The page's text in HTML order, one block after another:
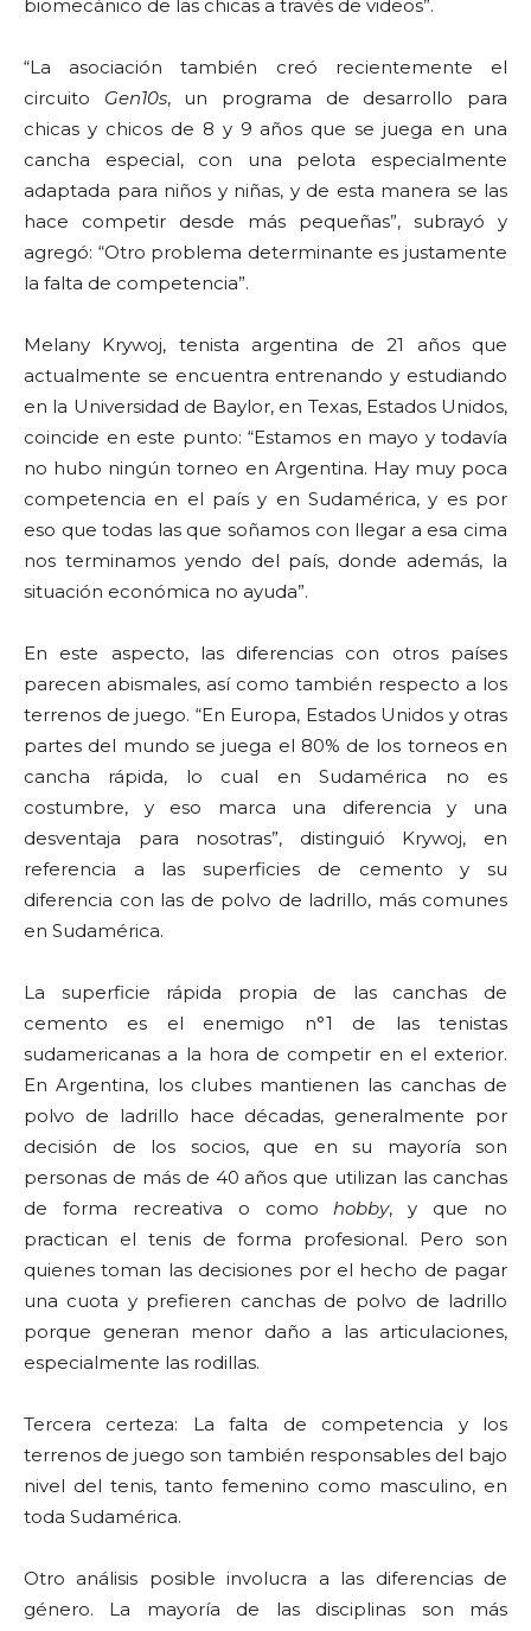
biomecánico de las chicas a través de videos”.
“La asociación también creó recientemente el
circuito Gen10s, un programa de desarrollo para
chicas y chicos de 8 y 9 años que se juega en una
cancha especial, con una pelota especialmente
adaptada para niños y niñas, y de esta manera se las
hace competir desde más pequeñas”, subrayó y
agregó: “Otro problema determinante es justamente
la falta de competencia”.
Melany Krywoj, tenista argentina de 21 años que
actualmente se encuentra entrenando y estudiando
en la Universidad de Baylor, en Texas, Estados Unidos,
coincide en este punto: “Estamos en mayo y todavía
no hubo ningún torneo en Argentina. Hay muy poca
competencia en el país y en Sudamérica, y es por
eso que todas las que soñamos con llegar a esa cima
nos terminamos yendo del país, donde además, la
situación económica no ayuda”.
En este aspecto, las diferencias con otros países
parecen abismales, así como también respecto a los
terrenos de juego. “En Europa, Estados Unidos y otras
partes del mundo se juega el 80% de los torneos en
cancha rápida, lo cual en Sudamérica no es
costumbre, y eso marca una diferencia y una
desventaja para nosotras”, distinguió Krywoj, en
referencia a las superficies de cemento y su
diferencia con las de polvo de ladrillo, más comunes
en Sudamérica.
La superficie rápida propia de las canchas de
cemento es el enemigo n°1 de las tenistas
sudamericanas a la hora de competir en el exterior.
En Argentina, los clubes mantienen las canchas de
polvo de ladrillo hace décadas, generalmente por
decisión de los socios, que en su mayoría son
personas de más de 40 años que utilizan las canchas
de forma recreativa o comohobby, y que no
practican el tenis de forma profesional. Pero son
quienes toman las decisiones por el hecho de pagar
una cuota y prefieren canchas de polvo de ladrillo
porque generan menor daño a las articulaciones,
especialmente las rodillas.
Tercera certeza: La falta de competencia y los
terrenos de juego son también responsables del bajo
nivel del tenis, tanto femenino como masculino, en
toda Sudamérica.
Otro análisis posible involucra a las diferencias de
género. La mayoría de las disciplinas son más